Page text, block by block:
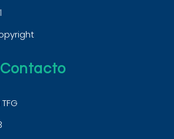
Contacto